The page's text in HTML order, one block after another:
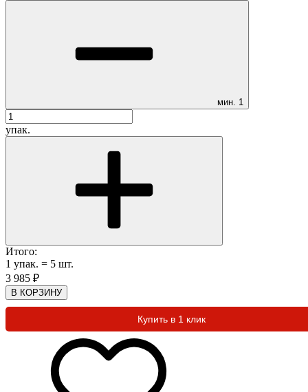
мин. 1
упак.
Итого:
1 упак. = 5 шт.
3 985 ₽
В КОРЗИНУ
Купить в 1 клик